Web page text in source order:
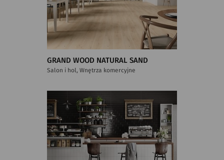
GRAND WOOD NATURAL SAND
Salon i hol, Wnętrza komercyjne